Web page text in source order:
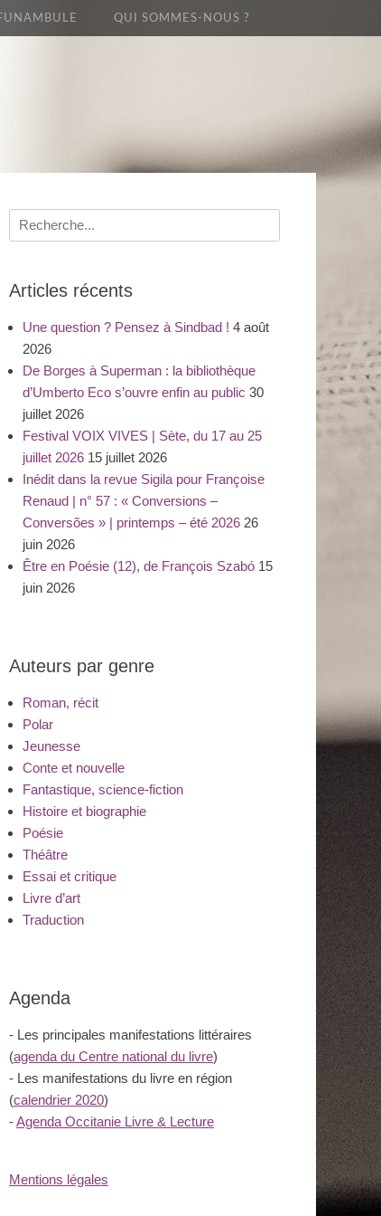
QUI SOMMES-NOUS ?
Recherche
pour
Articles récents
Une question ? Pensez à Sindbad ! 4 août
2026
De Borges à Superman : la bibliothèque
d’Umberto Eco s’ouvre enfin au public 30
juillet 2026
Festival VOIX VIVES | Sète, du 17 au 25
juillet 2026 15 juillet 2026
Inédit dans la revue Sigila pour Françoise
Renaud | n° 57 : « Conversions –
Conversões » | printemps – été 2026 26
juin 2026
Être en Poésie (12), de François Szabó 15
juin 2026
Auteurs par genre
Roman, récit
Polar
Jeunesse
Conte et nouvelle
Fantastique, science-fiction
Histoire et biographie
Poésie
Théâtre
Essai et critique
Livre d’art
Traduction
Agenda
- Les principales manifestations littéraires
(agenda du Centre national du livre)
- Les manifestations du livre en région
(calendrier 2020)
-Agenda Occitanie Livre & Lecture
Mentions légales